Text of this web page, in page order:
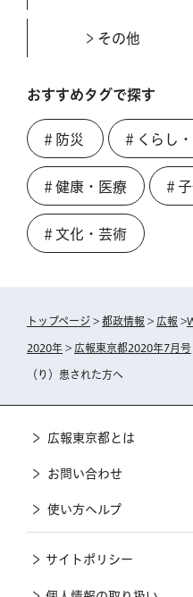
その他
おすすめタグで探す
＃防災 ＃くらし
＃健康・医療 ＃
＃文化・芸術
トップページ > 都政情報 > 広報 >
2020年 > 広報東京都2020年7月号
（り）患された方へ
広報東京都とは
お問い合わせ
使い方ヘルプ
サイトポリシー